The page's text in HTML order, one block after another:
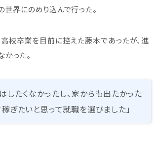
世界にのめり込んで行った。
高校卒業を目前に控えた藤本であったが、進
った。
したくなかったし、家からも出たかった
稼ぎたいと思って就職を選びました」